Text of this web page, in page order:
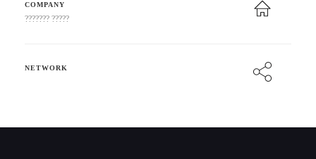
COMPANY
????? ???????
NETWORK